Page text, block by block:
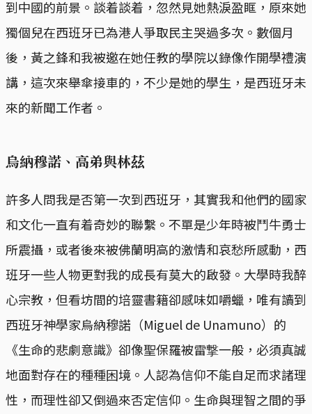
到中國的前景。談着談着，忽然見她熱淚盈眶，原來她
獨個兒在西班牙已為港人爭取民主哭過多次。數個月
後，黃之鋒和我被邀在她任教的學院以錄像作開學禮演
講，這次來舉傘接車的，不少是她的學生，是西班牙未
來的新聞工作者。
烏納穆諾、高弟與林茲
許多人問我是否第一次到西班牙，其實我和他們的國家
和文化一直有着奇妙的聯繫。不單是少年時被鬥牛勇士
所震攝，或者後來被佛蘭明高的激情和哀愁所感動，西
班牙一些人物更對我的成長有莫大的啟發。大學時我醉
心宗教，但看坊間的培靈書籍卻感味如嚼蠟，唯有讀到
西班牙神學家烏納穆諾（Miguel de Unamuno）的
《生命的悲劇意識》卻像聖保羅被雷撃一般，必須真誠
地面對存在的種種困境。人認為信仰不能自足而求諸理
性，而理性卻又倒過來否定信仰。生命與理智之間的爭